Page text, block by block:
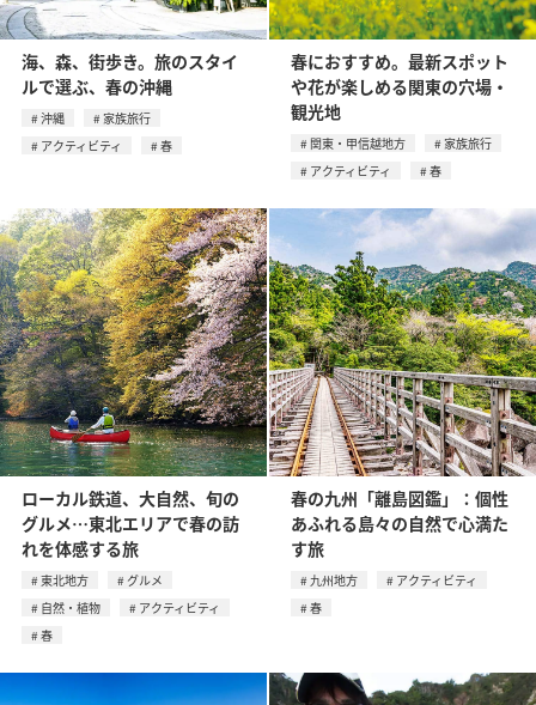
海、森、街歩き。旅のスタイ
ルで選ぶ、春の沖縄
沖縄
家族旅行
アクティビティ
春
春におすすめ。最新スポット
や花が楽しめる関東の穴場・
観光地
関東・甲信越地方
家族旅行
アクティビティ
春
ローカル鉄道、大自然、旬の
グルメ…東北エリアで春の訪
れを体感する旅
東北地方
グルメ
自然・植物
アクティビティ
春
春の九州「離島図鑑」：個性
あふれる島々の自然で心満た
す旅
九州地方
アクティビティ
春